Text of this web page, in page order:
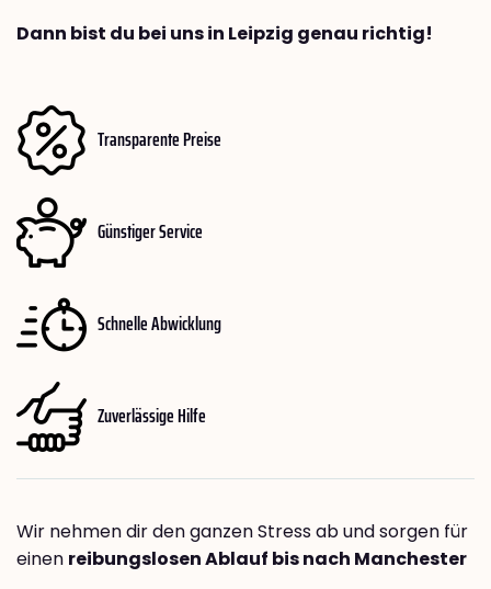
Dann bist du bei uns in Leipzig genau richtig!
Transparente Preise
Günstiger Service
Schnelle Abwicklung
Zuverlässige Hilfe
Wir nehmen dir den ganzen Stress ab und sorgen für
einen reibungslosen Ablauf bis nach Manchester